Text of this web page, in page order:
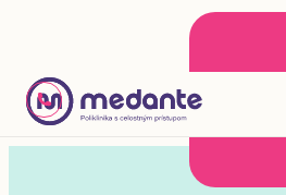
Klientske centrum
+421 2 20 302 303